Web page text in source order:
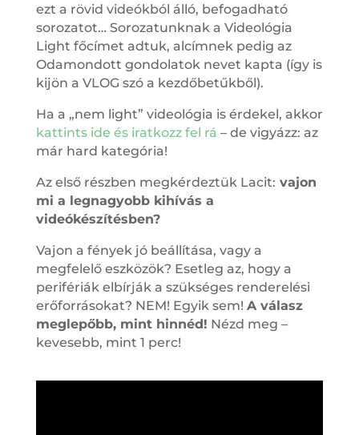
ezt a rövid videókból álló, befogadható
sorozatot… Sorozatunknak a Videológia
Light főcímet adtuk, alcímnek pedig az
Odamondott gondolatok nevet kapta (így is
kijön a VLOG szó a kezdőbetűkből).
Ha a „nem light” videológia is érdekel, akkor
kattints ide és iratkozz fel rá – de vigyázz: az
már hard kategória!
Az első részben megkérdeztük Lacit: vajon
mi a legnagyobb kihívás a
videókészítésben?
Vajon a fények jó beállítása, vagy a
megfelelő eszközök? Esetleg az, hogy a
perifériák elbírják a szükséges renderelési
erőforrásokat? NEM! Egyik sem! A válasz
meglepőbb, mint hinnéd! Nézd meg –
kevesebb, mint 1 perc!